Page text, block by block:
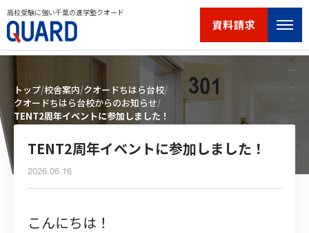
高校受験に強い千葉の進学塾クオード
資料請求
トップ 校舎案内 クオードちはら台校
クオードちはら台校からのお知らせ
TENT2周年イベントに参加しました！
TENT2周年イベントに参加しました！
2026.06.16
こんにちは！